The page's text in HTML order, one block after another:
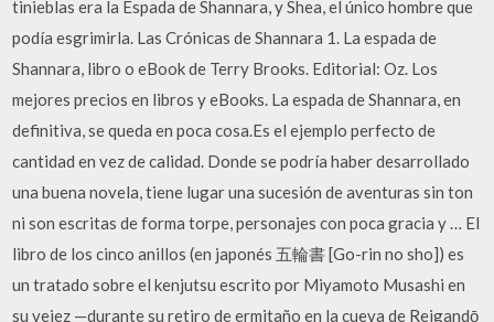
tinieblas era la Espada de Shannara, y Shea, el único hombre que
podía esgrimirla. Las Crónicas de Shannara 1. La espada de
Shannara, libro o eBook de Terry Brooks. Editorial: Oz. Los
mejores precios en libros y eBooks. La espada de Shannara, en
definitiva, se queda en poca cosa.Es el ejemplo perfecto de
cantidad en vez de calidad. Donde se podría haber desarrollado
una buena novela, tiene lugar una sucesión de aventuras sin ton
ni son escritas de forma torpe, personajes con poca gracia y … El
libro de los cinco anillos (en japonés 五輪書 [Go-rin no sho]) es
un tratado sobre el kenjutsu escrito por Miyamoto Musashi en
su vejez —durante su retiro de ermitaño en la cueva de Reigandō